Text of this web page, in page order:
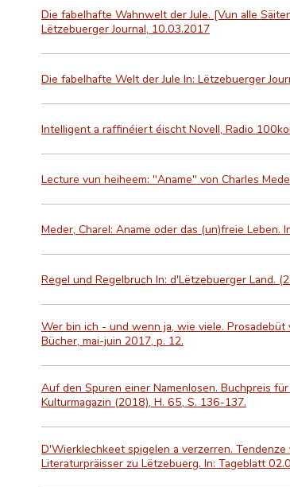
Die fabelhafte Wahnwelt der Jule. [Vun alle
Lëtzebuerger Journal, 10.03.2017
Die fabelhafte Welt der Jule In: Lëtzebuerger
Intelligent a raffinéiert éischt Novell, Radio
Lecture vun heiheem: "Aname" von Charles
Meder, Charel: Aname oder das (un)freie Leben.
Regel und Regelbruch In: d'Lëtzebuerger Land.
Wer bin ich - und wenn ja, wie viele. Prosadebüt
Bücher, mai-juin 2017, p. 12.
Auf den Spuren einer Namenlosen. Buchpreis
Kulturmagazin (2018), H. 65, S. 136-137.
D'Wierklechkeet spigelen a verzerren. Tendenze
Literaturpräisser zu Lëtzebuerg. In: Tageblatt